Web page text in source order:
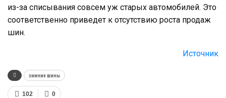
из-за списывания совсем уж старых автомобилей. Это
соответственно приведет к отсутствию роста продаж
шин.
Источник
зимние шины
0
102